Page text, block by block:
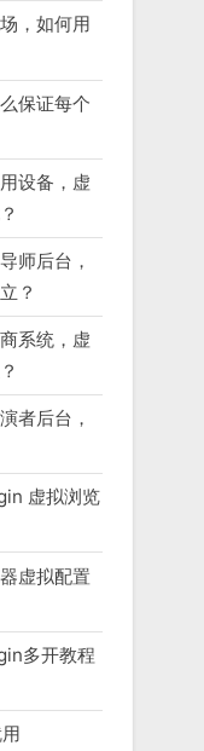
，如何用
保证每个
设备，虚
师后台，
？
系统，虚
者后台，
虚拟浏览
虚拟配置
多开教程